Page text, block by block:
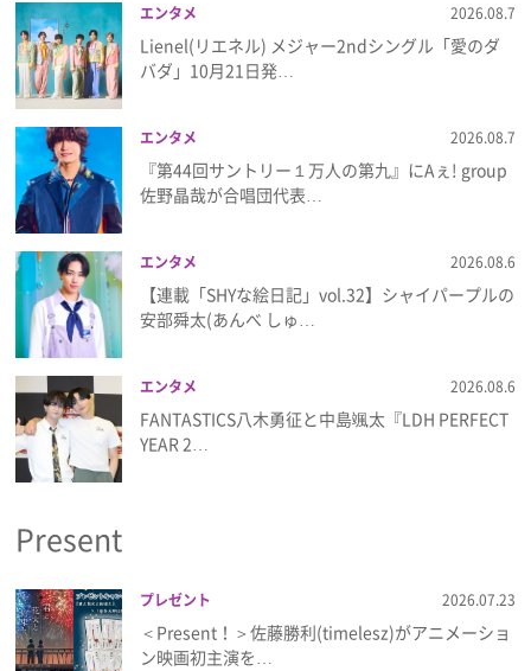
エンタメ 2026.08.7
Lienel(リエネル) メジャー2ndシングル「愛のダ
バダ」10月21日発…
エンタメ 2026.08.7
『第44回サントリー１万人の第九』にAぇ! group
佐野晶哉が合唱団代表…
エンタメ 2026.08.6
【連載「SHYな絵日記」vol.32】シャイパープルの
安部舜太(あんべ しゅ…
エンタメ 2026.08.6
FANTASTICS八木勇征と中島颯太『LDH PERFECT
YEAR 2…
Present
プレゼント 2026.07.23
＜Present！＞佐藤勝利(timelesz)がアニメーショ
ン映画初主演を…